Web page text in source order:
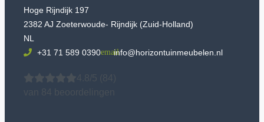
Hoge Rijndijk 197
2382 AJ Zoeterwoude- Rijndijk (Zuid-Holland)
NL
+31 71 589 0390
info@horizontuinmeubelen.nl
4.8/5
(84)
van 84 beoordelingen